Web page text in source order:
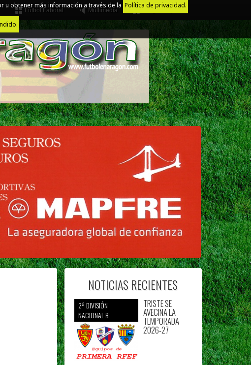
u obtener más información a través de la Política de privacidad.
Fútbol Laboral Multimedia Juego Limpio
NOTICIAS RECIENTES
2ª DIVISIÓN
NACIONAL B
TRISTE SE
AVECINA LA
TEMPORADA
2026-27